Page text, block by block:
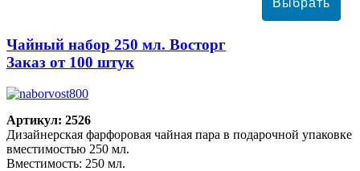
Чайный набор 250 мл. Восторг
Заказ от 100 штук
Артикул: 2526
Дизайнерская фарфоровая чайная пара в подарочной упаковке
вместимостью 250 мл.
Вместимость: 250 мл.